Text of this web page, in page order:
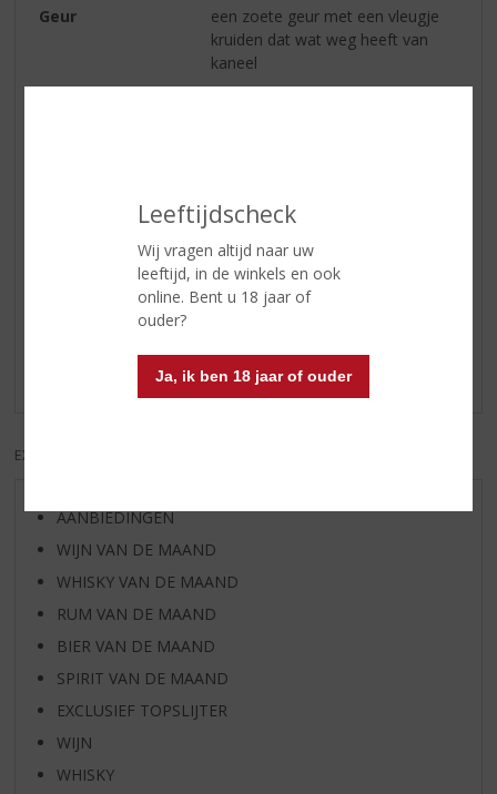
Leeftijdscheck
Wij vragen altijd naar uw
leeftijd, in de winkels en ook
online. Bent u 18 jaar of
ouder?
Ja, ik ben 18 jaar of ouder
Geur
een zoete geur met een vleugje
kruiden dat wat weg heeft van
kaneel
‘Honey’ drink je ijskoud als shot.
Reviews
Er zijn nog geen reviews geplaatst voor dit product
EXCL. BTW
AANBIEDINGEN
WIJN VAN DE MAAND
WHISKY VAN DE MAAND
RUM VAN DE MAAND
BIER VAN DE MAAND
SPIRIT VAN DE MAAND
EXCLUSIEF TOPSLIJTER
WIJN
WHISKY